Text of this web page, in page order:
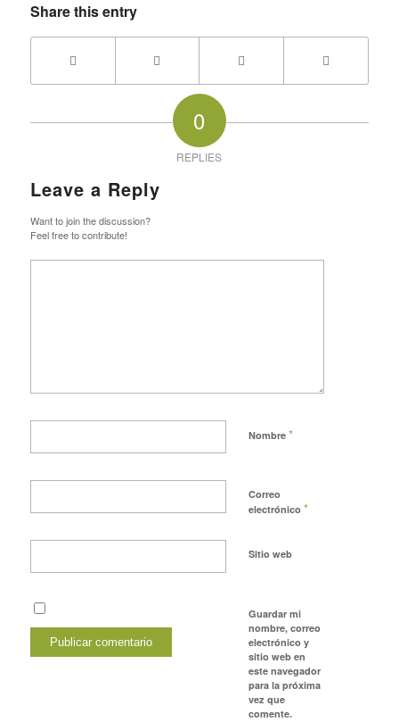
Share this entry
0
REPLIES
Leave a Reply
Want to join the discussion?
Feel free to contribute!
Nombre *
Correo
electrónico *
Sitio web
Guardar mi
nombre, correo
electrónico y
sitio web en
este navegador
para la próxima
vez que
comente.